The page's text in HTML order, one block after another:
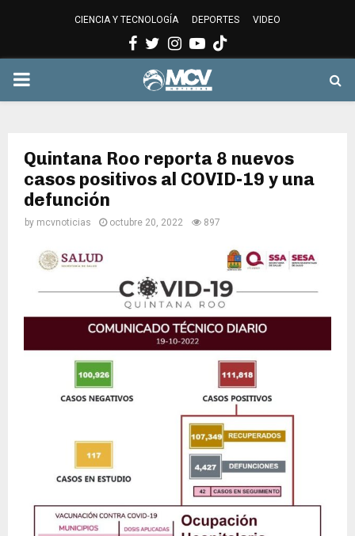
CIENCIA Y TECNOLOGÍA DEPORTES VIDEO
Facebook
Twitter
Instagram
Youtube
PRIMARY
Quintana Roo reporta 8 nuevos
casos positivos al COVID-19 y una
defunción
by mcvnoticias octubre 20, 2022 897